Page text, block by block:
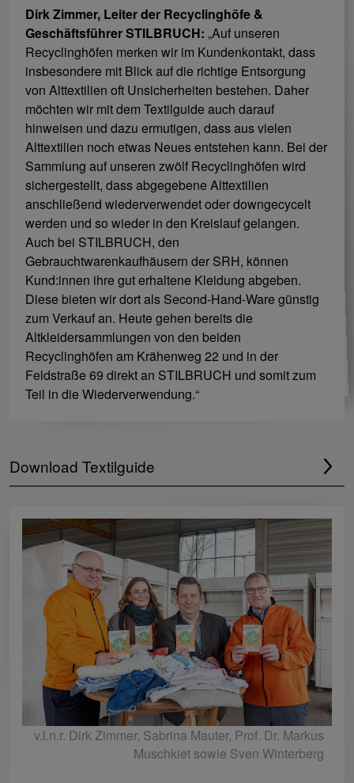
Dirk Zimmer, Leiter der Recyclinghöfe &
Geschäftsführer STILBRUCH: „Auf unseren
Recyclinghöfen merken wir im Kundenkontakt, dass
insbesondere mit Blick auf die richtige Entsorgung
von Alttextilien oft Unsicherheiten bestehen. Daher
möchten wir mit dem Textilguide auch darauf
hinweisen und dazu ermutigen, dass aus vielen
Alttextilien noch etwas Neues entstehen kann. Bei der
Sammlung auf unseren zwölf Recyclinghöfen wird
sichergestellt, dass abgegebene Alttextilien
anschließend wiederverwendet oder downgecycelt
werden und so wieder in den Kreislauf gelangen.
Auch bei STILBRUCH, den
Gebrauchtwarenkaufhäusern der SRH, können
Kund:innen ihre gut erhaltene Kleidung abgeben.
Diese bieten wir dort als Second-Hand-Ware günstig
zum Verkauf an. Heute gehen bereits die
Altkleidersammlungen von den beiden
Recyclinghöfen am Krähenweg 22 und in der
Feldstraße 69 direkt an STILBRUCH und somit zum
Teil in die Wiederverwendung.“
Download Textilguide
v.l.n.r. Dirk Zimmer, Sabrina Mauter, Prof. Dr. Markus
Muschkiet sowie Sven Winterberg